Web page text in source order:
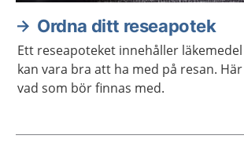
Ordna ditt reseapotek
Ett reseapoteket innehåller
kan vara bra att ha med på resan.
vad som bör finnas med.